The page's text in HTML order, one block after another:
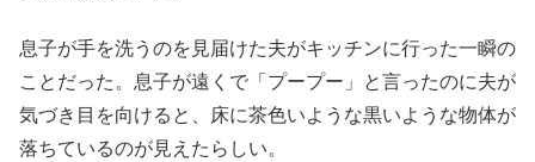
息子が手を洗うのを見届けた夫がキッチンに行った一瞬の
ことだった。息子が遠くで「プープー」と言ったのに夫が
気づき目を向けると、床に茶色いような黒いような物体が
落ちているのが見えたらしい。